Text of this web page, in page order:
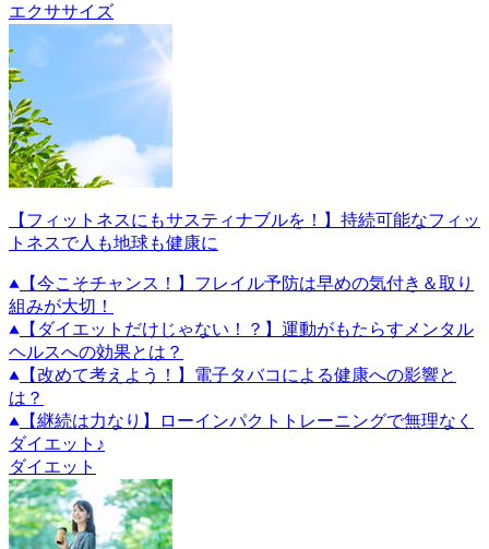
エクササイズ
【フィットネスにもサスティナブルを！】持続可能なフィッ
トネスで人も地球も健康に
【今こそチャンス！】フレイル予防は早めの気付き＆取り
組みが大切！
【ダイエットだけじゃない！？】運動がもたらすメンタル
ヘルスへの効果とは？
【改めて考えよう！】電子タバコによる健康への影響と
は？
【継続は力なり】ローインパクトトレーニングで無理なく
ダイエット♪
ダイエット